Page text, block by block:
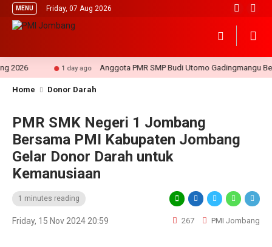
MENU Friday, 07 Aug 2026
1 day ago Anggota PMR SMP Budi Utomo Gadingmangu
Home Donor Darah
PMR SMK Negeri 1 Jombang
Bersama PMI Kabupaten Jombang
Gelar Donor Darah untuk
Kemanusiaan
1 minutes reading
Friday, 15 Nov 2024 20:59 267 PMI Jombang